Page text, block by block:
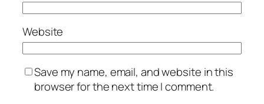
Website
Save my name, email, and website in this
browser for the next time I comment.